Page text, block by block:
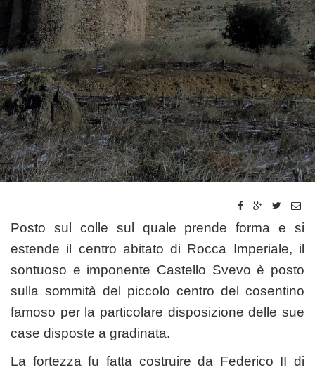
Posto sul colle sul quale prende forma e si
estende il centro abitato di Rocca Imperiale, il
sontuoso e imponente Castello Svevo è posto
sulla sommità del piccolo centro del cosentino
famoso per la particolare disposizione delle sue
case disposte a gradinata.
La fortezza fu fatta costruire da Federico II di